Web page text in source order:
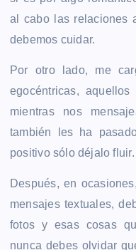
al cabo las relaciones
debemos cuidar.
Por otro lado, me
egocéntricas,
mientras nos
también les ha
positivo sólo déjalo fluir.
Después, en
mensajes textuales,
fotos y esas cosas
nunca debes olvidar